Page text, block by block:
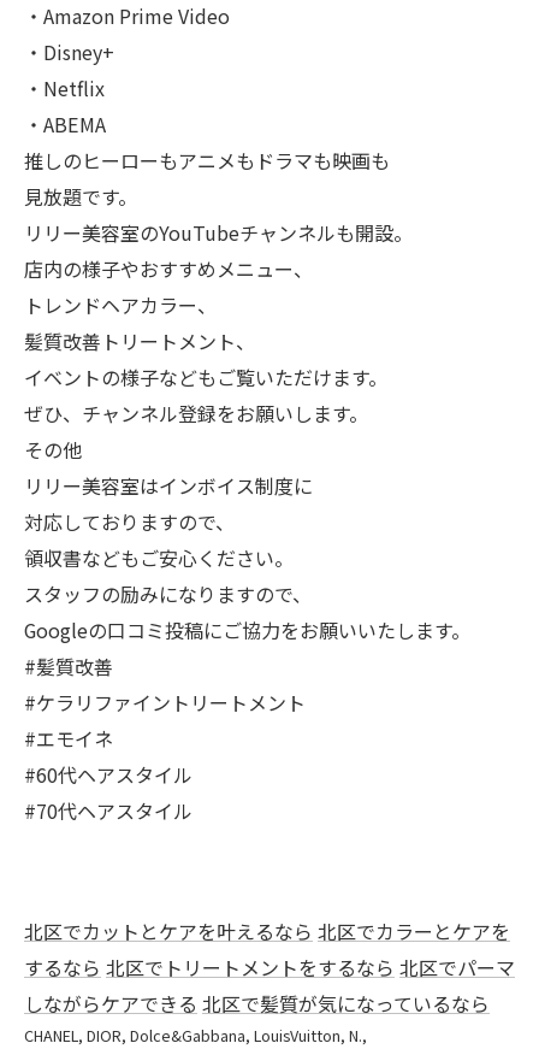
・Amazon Prime Video
・Disney+
・Netflix
・ABEMA
推しのヒーローもアニメもドラマも映画も
見放題です。
リリー美容室のYouTubeチャンネルも開設。
店内の様子やおすすめメニュー、
トレンドヘアカラー、
髪質改善トリートメント、
イベントの様子などもご覧いただけます。
ぜひ、チャンネル登録をお願いします。
その他
リリー美容室はインボイス制度に
対応しておりますので、
領収書などもご安心ください。
スタッフの励みになりますので、
Googleの口コミ投稿にご協力をお願いいたします。
​#髪質改善
#ケラリファイントリートメント
#エモイネ
#60代ヘアスタイル
#70代ヘアスタイル
北区でカットとケアを叶えるなら 北区でカラーとケアを
するなら 北区でトリートメントをするなら 北区でパーマ
しながらケアできる 北区で髪質が気になっているなら
CHANEL DIOR Dolce&Gabbana LouisVuitton N.